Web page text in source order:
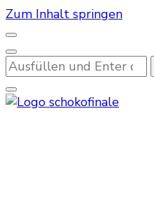
Zum Inhalt springen
Suchst
du
nach
etwas?